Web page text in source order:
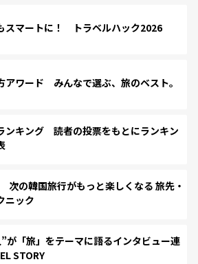
スマートに！ トラベルハック2026
アワード みんなで選ぶ、旅のベスト。
ンキング 読者の投票をもとにランキン
の韓国旅行がもっと楽しくなる 旅先・
ニック
が「旅」をテーマに語るインタビュー連
STORY